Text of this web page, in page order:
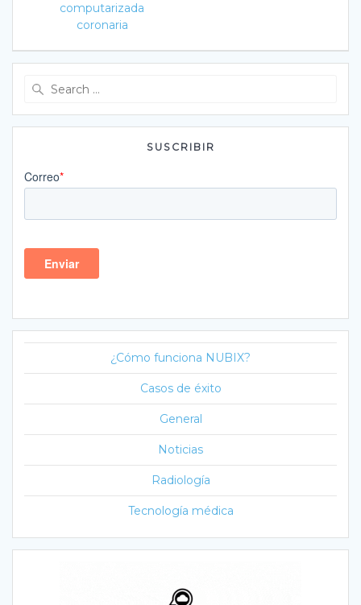
computarizada
coronaria
SUSCRIBIR
¿Cómo funciona NUBIX?
Casos de éxito
General
Noticias
Radiología
Tecnología médica